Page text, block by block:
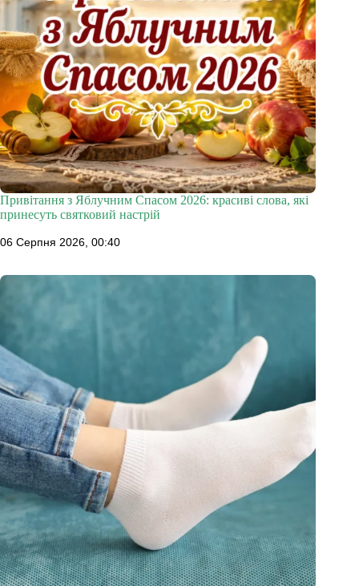
Привітання з Яблучним Спасом 2026: красиві слова, які
принесуть святковий настрій
06 Серпня 2026, 00:40